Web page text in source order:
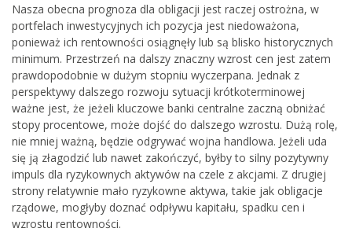
Nasza obecna prognoza dla obligacji jest raczej ostrożna, w
portfelach inwestycyjnych ich pozycja jest niedoważona,
ponieważ ich rentowności osiągnęły lub są blisko historycznych
minimum. Przestrzeń na dalszy znaczny wzrost cen jest zatem
prawdopodobnie w dużym stopniu wyczerpana. Jednak z
perspektywy dalszego rozwoju sytuacji krótkoterminowej
ważne jest, że jeżeli kluczowe banki centralne zaczną obniżać
stopy procentowe, może dojść do dalszego wzrostu. Dużą rolę,
nie mniej ważną, będzie odgrywać wojna handlowa. Jeżeli uda
się ją złagodzić lub nawet zakończyć, byłby to silny pozytywny
impuls dla ryzykownych aktywów na czele z akcjami. Z drugiej
strony relatywnie mało ryzykowne aktywa, takie jak obligacje
rządowe, mogłyby doznać odpływu kapitału, spadku cen i
wzrostu rentowności.